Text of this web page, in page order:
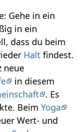
Gehe in ein
in ein
dass du beim
Halt findest.
neue
in diesem
. Es
BeimYoga
Wert- und